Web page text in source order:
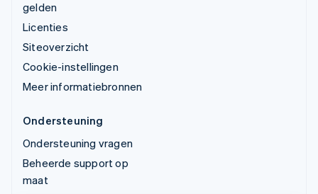
gelden
Licenties
Siteoverzicht
Cookie-instellingen
Meer informatiebronnen
Ondersteuning
Ondersteuning vragen
Beheerde support op
maat